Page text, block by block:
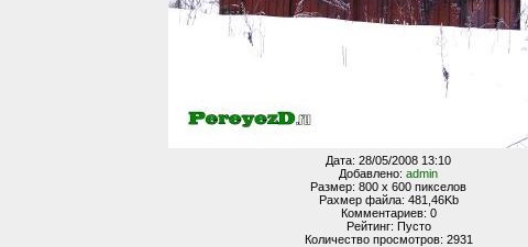
Дата: 28/05/2008 13:10
Добавлено: admin
Размер: 800 x 600 пикселов
Рахмер файла: 481,46Kb
Комментариев: 0
Рейтинг: Пусто
Количество просмотров: 2931